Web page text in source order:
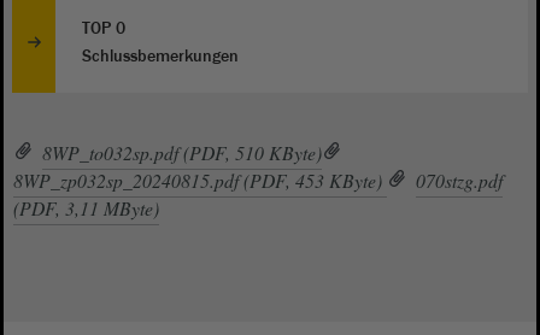
TOP 0
Schlussbemerkungen
8WP_to032sp.pdf (PDF, 510 KByte)
8WP_zp032sp_20240815.pdf (PDF, 453 KByte)
070stzg.pdf
(PDF, 3,11 MByte)